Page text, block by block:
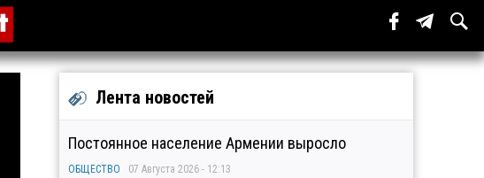
Лента новостей
Постоянное население Армении выросло
ОБЩЕСТВО 07 Августа 2026 - 12:13